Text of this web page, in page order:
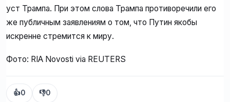
уст Трампа. При этом слова Трампа противоречили его
же публичным заявлениям о том, что Путин якобы
искренне стремится к миру.
Фото: RIA Novosti via REUTERS
👍0 👎0